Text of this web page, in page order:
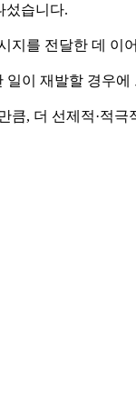
섰습니다.
지를 전달한 데
이 재발할 경우
큼, 더 선제적·적